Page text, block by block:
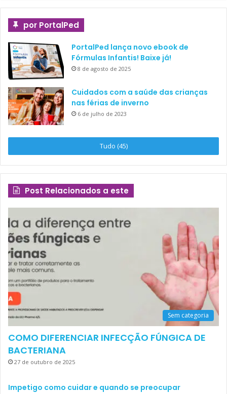
por PortalPed
PortalPed lança novo ebook de
Fórmulas Infantis! Baixe já!
8 de agosto de 2025
Cuidados com a saúde das crianças
nas férias de inverno
6 de julho de 2023
Tudo (45)
Post Relacionados a este
Sem categoria
COMO DIFERENCIAR INFECÇÃO FÚNGICA DE
BACTERIANA
27 de outubro de 2025
Impetigo como cuidar e quando se preocupar